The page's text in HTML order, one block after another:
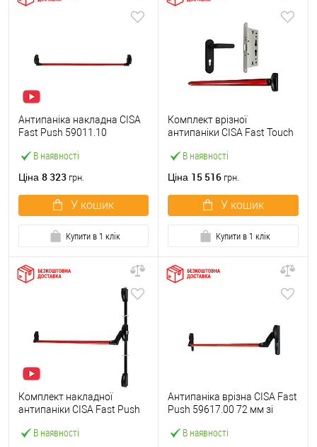
В наявності
Антипаніка накладна CISA
Fast Push 59011.10
штангою 1200 мм червона
Ціна 8 323 грн.
У кошик
Купити в 1 клік
В наявності
Комплект врізної
антипаніки CISA Fast Touch
із замком та ручкою
Ціна 15 516 грн.
У кошик
Купити в 1 клік
В наявності
Комплект накладної
антипаніки CISA Fast Push
точковий вверх-вниз
В наявності
Антипаніка врізна CISA Fast
Push 59617.00 72 мм зі